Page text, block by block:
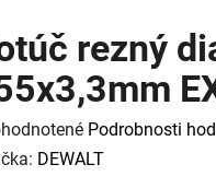
rezný
Podrobnosti
DEWALT